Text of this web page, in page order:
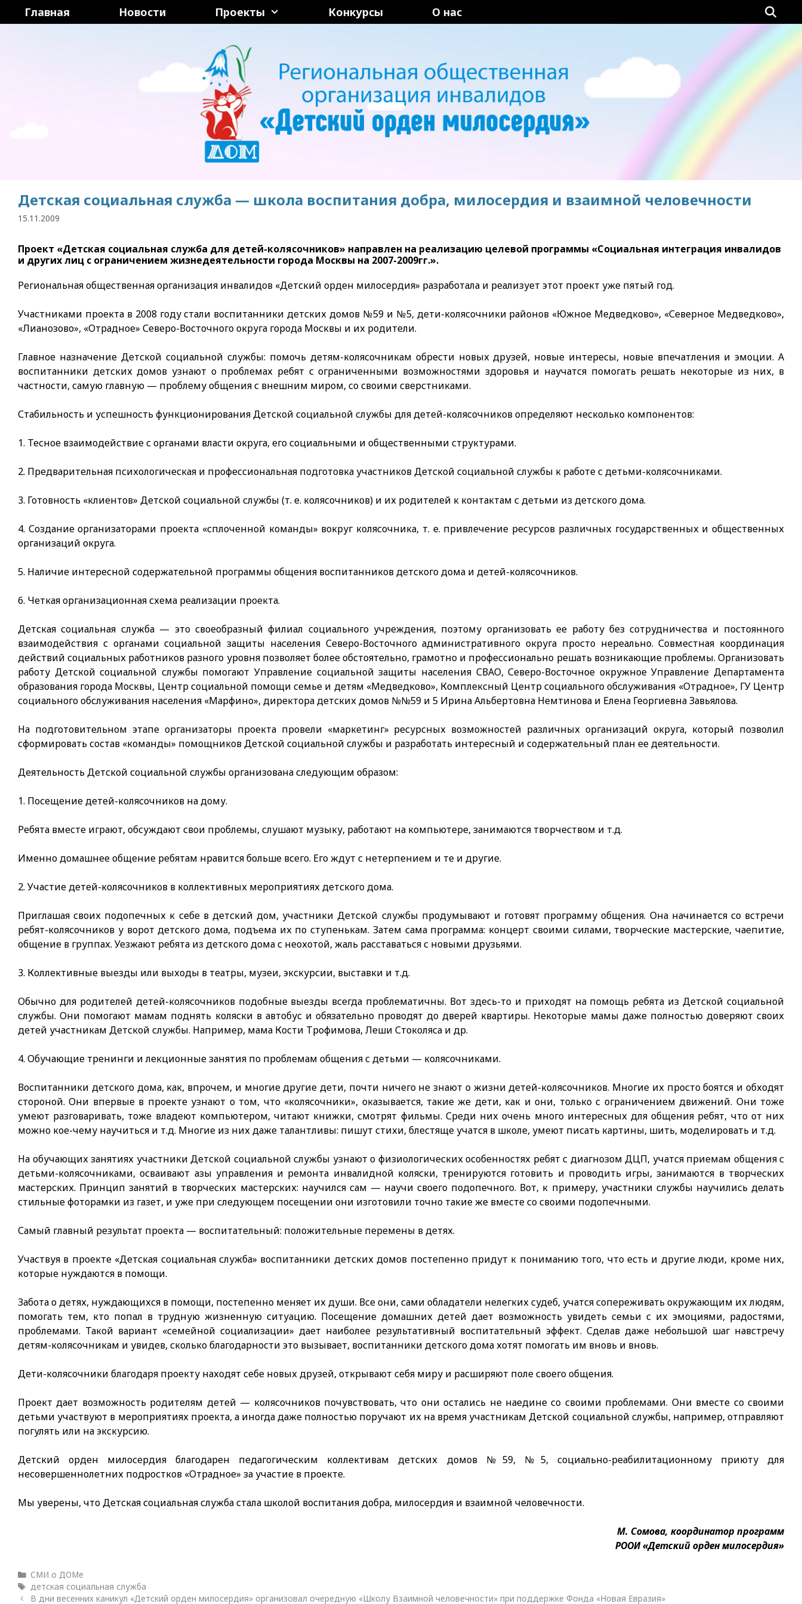
Перейти
к
Главная Новости Проекты Конкурсы О нас
Детская социальная служба — школа воспитания добра, милосердия и взаимной человечности
15.11.2009
Проект «Детская социальная служба для детей-колясочников» направлен на реализацию целевой программы «Социальная интеграция инвалидов
и других лиц с ограничением жизнедеятельности города Москвы на 2007-2009гг.».
Региональная общественная организация инвалидов «Детский орден милосердия» разра­ботала и реализует этот проект уже пятый год.
Участниками проекта в 2008 году стали воспитанники детских домов №59 и №5, дети-колясочники районов «Южное Медведково», «Северное Медведково»,
«Лианозово», «Отрадное» Северо-Восточного округа города Москвы и их родители.
Главное назначение Детской социальной службы: помочь детям-колясочникам обрести новых друзей, новые интересы, новые впечатления и эмоции. А
воспитанники детских домов узнают о проблемах ребят с ограниченными возможностями здоровья и научатся помогать решать некоторые из них, в
частности, самую главную — проблему общения с внешним миром, со своими сверстниками.
Стабильность и успешность функционирования Детской социальной службы для детей-колясочников определяют несколько компонентов:
1. Тесное взаимодействие с органами вла­сти округа, его социальными и общественными структурами.
2. Предварительная психологическая и профессиональная подготовка участников Детской социальной службы к работе с детьми-колясочниками.
3. Готовность «клиентов» Детской соци­альной службы (т. е. колясочников) и их родителей к контактам с детьми из детского дома.
4. Создание организаторами проекта «сплоченной команды» вокруг колясочника, т. е. привлечение ресурсов различных государственных и общественных
организаций округа.
5. Наличие интересной содержательной программы общения воспитанников детского дома и детей-колясочников.
6. Четкая организационная схема реализации проекта.
Детская социальная служба — это своеобразный филиал социального учреждения, поэтому организовать ее работу без сотрудничества и постоянного
взаимодействия с органами социальной защиты населения Северо-Восточного административного округа просто нереально. Совместная координация
действий социальных работников разного уровня позволяет более обстоятельно, грамотно и профессионально решать возникающие проблемы. Организовать
работу Детской социальной службы помогают Управление социальной защиты населения СВАО, Северо-Восточное окружное Управление Департамента
образования города Москвы, Центр социальной помощи семье и детям «Медведково», Комплексный Центр социального обслуживания «Отрадное», ГУ Центр
социального обслуживания населения «Марфино», директора детских домов №№59 и 5 Ирина Альбертовна Немтинова и Елена Георгиевна Завьялова.
На подготовительном этапе организаторы проекта провели «маркетинг» ресурсных возможностей различных организаций округа, который позволил
сформировать состав «команды» помощников Детской социальной службы и разработать интересный и содержательный план ее деятельности.
Деятельность Детской социальной службы организована следующим образом:
1. Посещение детей-колясочников на дому.
Ребята вместе играют, обсуждают свои про­блемы, слушают музыку, работают на компьютере, занимаются творчеством и т.д.
Именно домашнее общение ребятам нравится больше всего. Его ждут с нетерпением и те и другие.
2. Участие детей-колясочников в коллектив­ных мероприятиях детского дома.
Приглашая своих подопечных к себе в детский дом, участники Детской службы продумывают и готовят программу общения. Она начинается со встречи
ребят-колясочников у ворот детского дома, подъема их по ступенькам. Затем сама программа: концерт своими силами, творческие мастерские, чаепитие,
общение в группах. Уезжают ребята из детского дома с неохотой, жаль расставаться с новыми друзьями.
3. Коллективные выезды или выходы в театры, музеи, экскурсии, выставки и т.д.
Обычно для родителей детей-колясочников подобные выезды всегда проблематичны. Вот здесь-то и приходят на помощь ребята из Детской социальной
службы. Они помогают мамам поднять коляски в автобус и обязательно проводят до дверей квартиры. Некоторые мамы даже полностью доверяют своих
детей участникам Детской службы. Например, мама Кости Трофимова, Леши Стоколяса и др.
4. Обучающие тренинги и лекционные занятия по проблемам общения с детьми — колясочниками.
Воспитанники детского дома, как, впрочем, и многие другие дети, почти ничего не знают о жизни детей-колясочников. Многие их просто боятся и обходят
стороной. Они впервые в проекте узнают о том, что «колясочники», оказывается, такие же дети, как и они, только с ограничением движений. Они тоже
умеют разговаривать, тоже владеют компьютером, читают книжки, смотрят фильмы. Среди них очень много интересных для общения ребят, что от них
можно кое-чему научиться и т.д. Многие из них даже талантливы: пишут стихи, блестяще учатся в школе, умеют писать картины, шить, моделировать и т.д.
На обучающих занятиях участники Детской социальной службы узнают о физиологических особенностях ребят с диагнозом ДЦП, учатся приемам общения с
детьми-колясочниками, осваивают азы управления и ремонта инвалидной коляски, тренируются готовить и проводить игры, занимаются в творческих
мастерских. Принцип занятий в творческих мастерских: научился сам — научи своего подопечного. Вот, к примеру, участники службы научились делать
стильные фоторамки из газет, и уже при следующем посещении они изготовили точно такие же вместе со своими подопечными.
Самый главный результат проекта — воспитательный: положительные перемены в детях.
Участвуя в проекте «Детская социальная служба» воспитанники детских домов постепенно придут к пониманию того, что есть и другие люди, кроме них,
которые нуждаются в помощи.
Забота о детях, нуждающихся в помощи, постепенно меняет их души. Все они, сами обладатели нелегких судеб, учатся сопереживать окружающим их людям,
помогать тем, кто попал в трудную жизненную ситуацию. Посещение домашних детей дает возможность увидеть семьи с их эмоциями, радостями,
проблемами. Такой вариант «семейной социализации» дает наиболее результативный воспитательный эффект. Сделав даже небольшой шаг навстречу
детям-колясочникам и увидев, сколько благодарности это вызывает, воспитанники детского дома хотят помогать им вновь и вновь.
Дети-колясочники благодаря проекту находят себе новых друзей, открывают себя миру и расширяют поле своего общения.
Проект дает возможность родителям детей — колясочников почувствовать, что они остались не наедине со своими проблемами. Они вместе со своими
детьми участвуют в мероприятиях проекта, а иногда даже полностью поручают их на время участникам Детской социальной службы, например, отправляют
погулять или на экскурсию.
Детский орден милосердия благодарен педагогическим коллективам детских домов №59, №5, социально-реабилитационному приюту для
несовершеннолетних подростков «Отрадное» за участие в проекте.
Мы уверены, что Детская социальная служба стала школой воспитания добра, милосердия и взаимной человечности.
М. Сомова, координатор программ
РООИ «Детский орден милосердия»
Рубрики
СМИ о ДОМе
Метки
детская социальная служба
В дни весенних каникул «Детский орден милосердия» организовал очередную «Школу Взаимной человечности» при поддержке Фонда «Новая Евразия»